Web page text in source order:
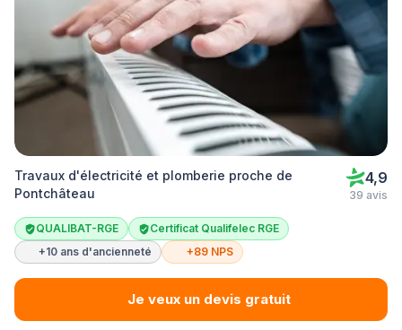
Travaux d'électricité et plomberie proche de
Pontchâteau
4,9
39 avis
QUALIBAT-RGE
Certificat Qualifelec RGE
+10 ans d'ancienneté
+89 NPS
Je veux un devis gratuit